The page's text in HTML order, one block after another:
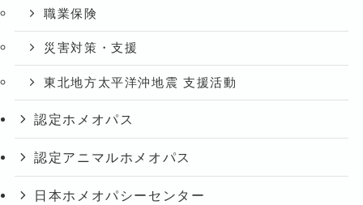
職業保険
災害対策・支援
東北地方太平洋沖地震 支援活動
認定ホメオパス
認定アニマルホメオパス
日本ホメオパシーセンター